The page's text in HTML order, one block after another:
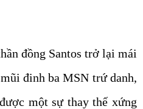
đồng Santos trở lại mái
đinh ba MSN trứ danh,
một sự thay thế xứng